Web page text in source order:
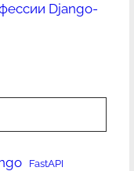
Django-
FastAPI